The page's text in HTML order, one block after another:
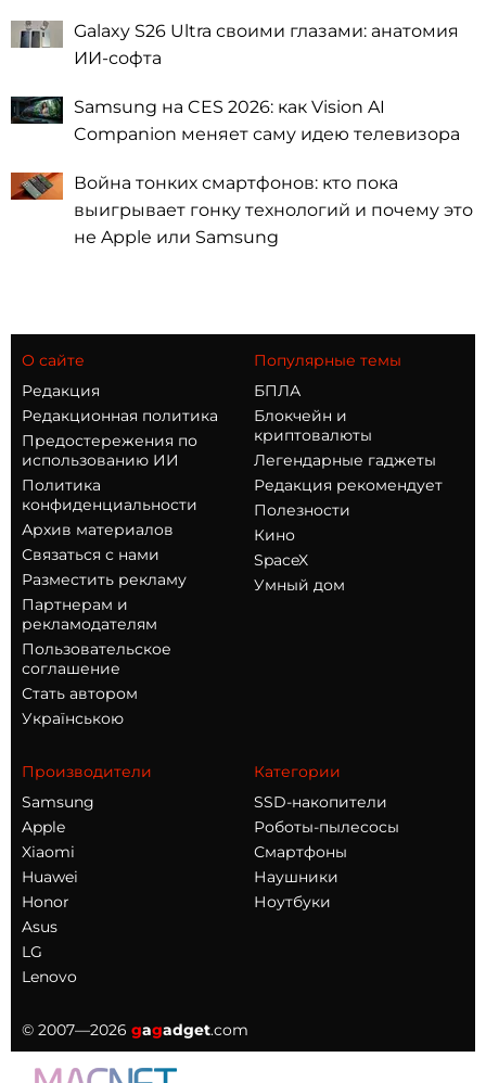
Galaxy S26 Ultra своими глазами: анатомия
ИИ-софта
Samsung на CES 2026: как Vision AI
Companion меняет саму идею телевизора
Война тонких смартфонов: кто пока
выигрывает гонку технологий и почему это
не Apple или Samsung
О сайте
Редакция
Редакционная политика
Предостережения по
использованию ИИ
Политика
конфиденциальности
Архив материалов
Связаться с нами
Разместить рекламу
Партнерам и
рекламодателям
Пользовательское
соглашение
Стать автором
Українською
Популярные темы
БПЛА
Блокчейн и
криптовалюты
Легендарные гаджеты
Редакция рекомендует
Полезности
Кино
SpaceX
Умный дом
Производители
Samsung
Apple
Xiaomi
Huawei
Honor
Asus
LG
Lenovo
Категории
SSD-накопители
Роботы-пылесосы
Смартфоны
Наушники
Ноутбуки
© 2007—2026 gagadget.com